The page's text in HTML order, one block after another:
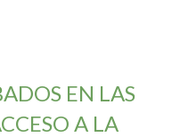
EN LAS
A LA